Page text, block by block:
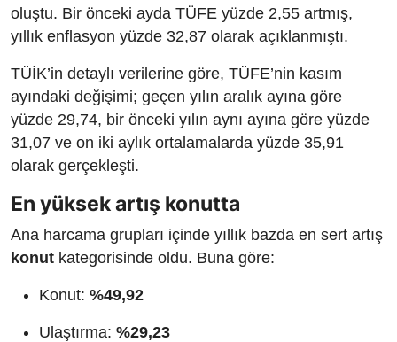
oluştu. Bir önceki ayda TÜFE yüzde 2,55 artmış,
yıllık enflasyon yüzde 32,87 olarak açıklanmıştı.
TÜİK’in detaylı verilerine göre, TÜFE’nin kasım
ayındaki değişimi; geçen yılın aralık ayına göre
yüzde 29,74, bir önceki yılın aynı ayına göre yüzde
31,07 ve on iki aylık ortalamalarda yüzde 35,91
olarak gerçekleşti.
En yüksek artış konutta
Ana harcama grupları içinde yıllık bazda en sert artış
konut kategorisinde oldu. Buna göre:
Konut: %49,92
Ulaştırma: %29,23